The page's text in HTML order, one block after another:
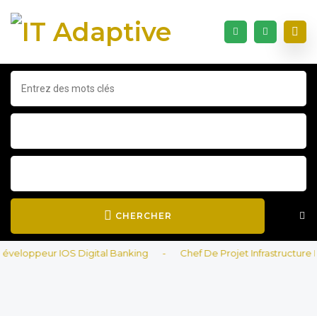
CHERCHER
IOS Digital Banking Chef De Projet Infrastructure IT